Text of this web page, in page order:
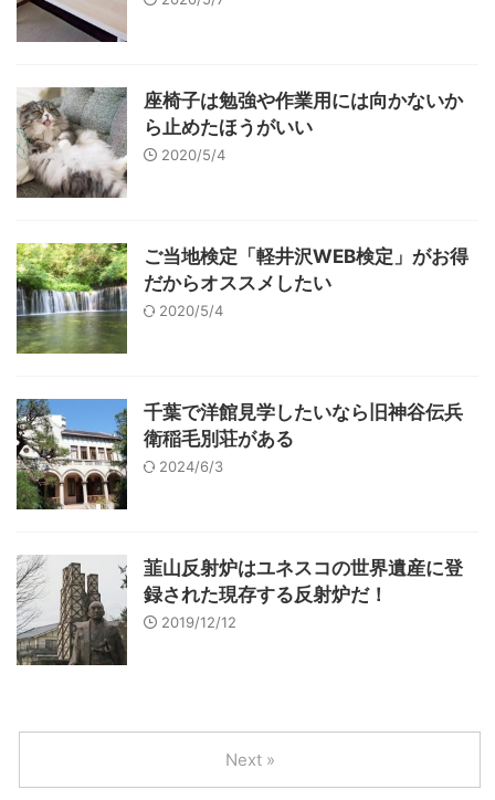
座椅子は勉強や作業用には向かないか
ら止めたほうがいい
2020/5/4
ご当地検定「軽井沢WEB検定」がお得
だからオススメしたい
2020/5/4
千葉で洋館見学したいなら旧神谷伝兵
衛稲毛別荘がある
2024/6/3
韮山反射炉はユネスコの世界遺産に登
録された現存する反射炉だ！
2019/12/12
Next »